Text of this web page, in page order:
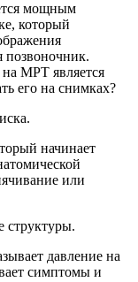
мощным
который
позвоночник.
МРТ является
его на снимках?
начинает
или
структуры.
давление на
симптомы и